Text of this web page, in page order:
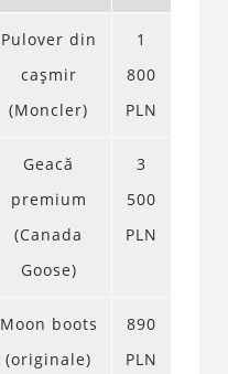
Pulover din
cașmir
(Moncler)
1
800
PLN
Geacă
premium
(Canada
Goose)
3
500
PLN
Moon boots
(originale)
890
PLN